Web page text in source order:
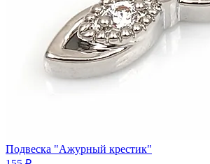
Подвеска "Ажурный крестик"